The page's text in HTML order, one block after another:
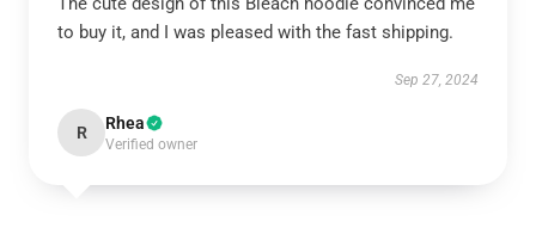
to buy it, and I was pleased with the fast shipping.
Sep 27, 2024
R Rhea
Verified owner